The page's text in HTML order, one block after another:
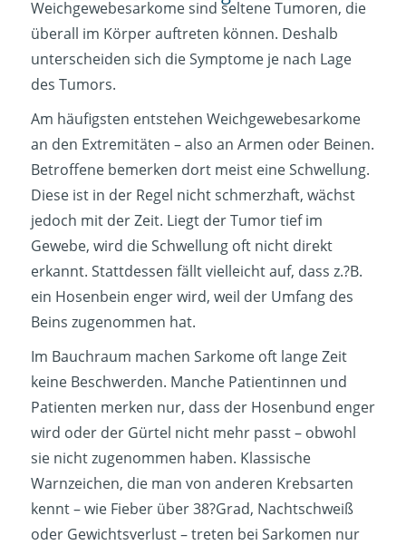
Weichgewebesarkome sind seltene Tumoren, die
überall im Körper auftreten können. Deshalb
unterscheiden sich die Symptome je nach Lage
des Tumors.
Am häufigsten entstehen Weichgewebesarkome
an den Extremitäten – also an Armen oder Beinen.
Betroffene bemerken dort meist eine Schwellung.
Diese ist in der Regel nicht schmerzhaft, wächst
jedoch mit der Zeit. Liegt der Tumor tief im
Gewebe, wird die Schwellung oft nicht direkt
erkannt. Stattdessen fällt vielleicht auf, dass z.?B.
ein Hosenbein enger wird, weil der Umfang des
Beins zugenommen hat.
Im Bauchraum machen Sarkome oft lange Zeit
keine Beschwerden. Manche Patientinnen und
Patienten merken nur, dass der Hosenbund enger
wird oder der Gürtel nicht mehr passt – obwohl
sie nicht zugenommen haben. Klassische
Warnzeichen, die man von anderen Krebsarten
kennt – wie Fieber über 38?Grad, Nachtschweiß
oder Gewichtsverlust – treten bei Sarkomen nur